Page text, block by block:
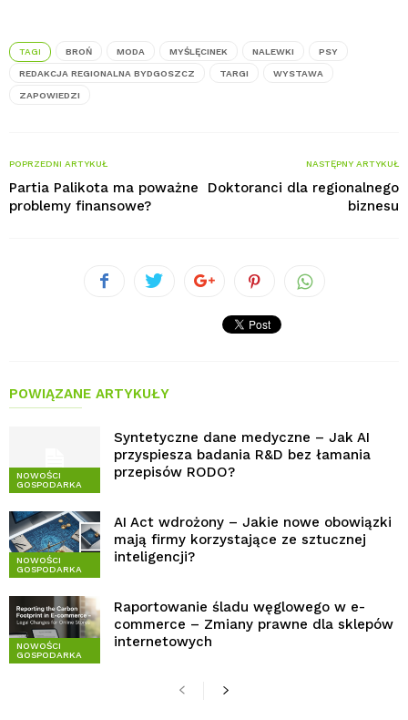
TAGI BROŃ MODA MYŚLĘCINEK NALEWKI PSY
REDAKCJA REGIONALNA BYDGOSZCZ TARGI WYSTAWA
ZAPOWIEDZI
POPRZEDNI ARTYKUŁ
Partia Palikota ma poważne
problemy finansowe?
NASTĘPNY ARTYKUŁ
Doktoranci dla regionalnego
biznesu
POWIĄZANE ARTYKUŁY
NOWOŚCI
GOSPODARKA
Syntetyczne dane medyczne – Jak AI
przyspiesza badania R&D bez łamania
przepisów RODO?
NOWOŚCI
GOSPODARKA
AI Act wdrożony – Jakie nowe obowiązki
mają firmy korzystające ze sztucznej
inteligencji?
NOWOŚCI
GOSPODARKA
Raportowanie śladu węglowego w e-
commerce – Zmiany prawne dla sklepów
internetowych